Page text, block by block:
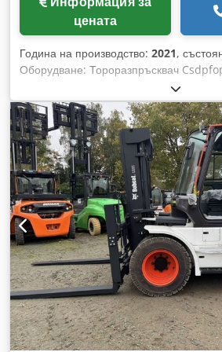
цената
Година на производство: 2021,
Оборудване: Тороразпръсквач